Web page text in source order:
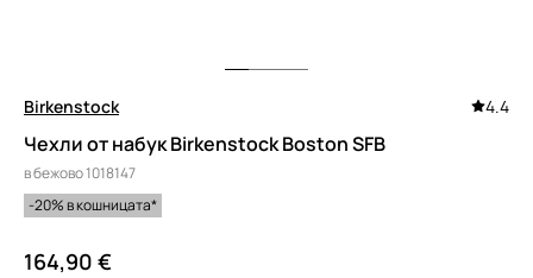
Birkenstock 4.4
Чехли от набук Birkenstock Boston SFB
в бежово 1018147
-20% в кошницата*
164,90 €